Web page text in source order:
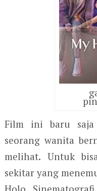
Film ini baru
seorang wanita
melihat. Untuk
sekitar yang